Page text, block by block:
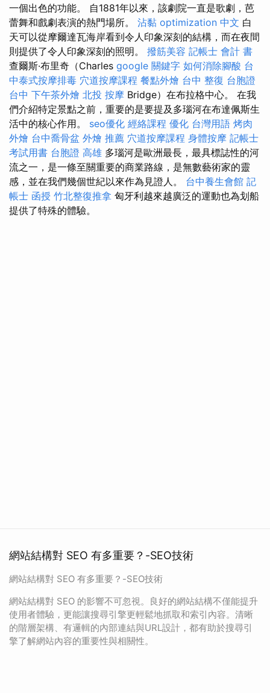
一個出色的功能。 自1881年以來，該劇院一直是歌劇，芭
蕾舞和戲劇表演的熱門場所。 沾黏 optimization 中文 白
天可以從摩爾達瓦海岸看到令人印象深刻的結構，而在夜間
則提供了令人印象深刻的照明。 撥筋美容 記帳士 會計 書
查爾斯·布里奇（Charles google 關鍵字 如何消除腳酸 台
中泰式按摩排毒 穴道按摩課程 餐點外燴 台中 整復 台胞證
台中 下午茶外燴 北投 按摩 Bridge）在布拉格中心。 在我
們介紹特定景點之前，重要的是要提及多瑙河在布達佩斯生
活中的核心作用。 seo優化 經絡課程 優化 台灣用語 烤肉
外燴 台中喬骨盆 外燴 推薦 穴道按摩課程 身體按摩 記帳士
考試用書 台胞證 高雄 多瑙河是歐洲最長，最具標誌性的河
流之一，是一條至關重要的商業路線，是無數藝術家的靈
感，並在我們幾個世紀以來作為見證人。 台中養生會館 記
帳士 函授 竹北整復推拿 匈牙利越來越廣泛的運動也為划船
提供了特殊的體驗。
網站結構對 SEO 有多重要？-SEO技術
網站結構對 SEO 有多重要？-SEO技術
網站結構對 SEO 的影響不可忽視。良好的網站結構不僅能提升
使用者體驗，更能讓搜尋引擎更輕鬆地抓取和索引內容。清晰
的階層架構、有邏輯的內部連結與URL設計，都有助於搜尋引
擎了解網站內容的重要性與相關性。